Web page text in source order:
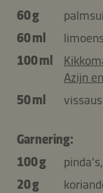
60 g
60 ml
100 ml
Azijn
50 ml
vissaus
Garnering:
100 g
20 g